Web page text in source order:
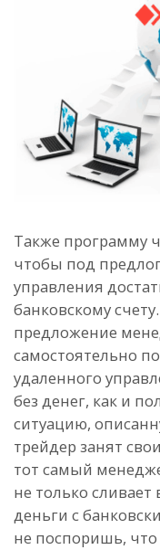
Также программу
чтобы под
управления
банковскому
предложение
самостоятельно
удаленного
без денег, как и
ситуацию,
трейдер занят
тот самый
не только сливает
деньги с
не поспоришь,